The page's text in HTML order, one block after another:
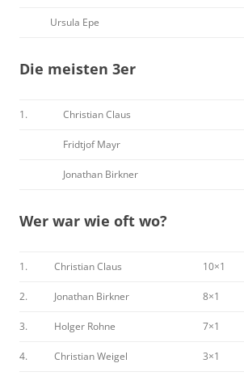
Ursula Epe
Die meisten 3er
1. Christian Claus
Fridtjof Mayr
Jonathan Birkner
Wer war wie oft wo?
1. Christian Claus 10×1
2. Jonathan Birkner 8×1
3. Holger Rohne 7×1
4. Christian Weigel 3×1